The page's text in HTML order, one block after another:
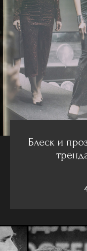
Блеск и